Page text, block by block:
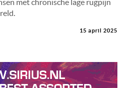
met chronische lage rugpijn
15 april 2025